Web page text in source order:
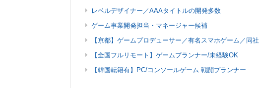
レベルデザイナー／AAAタイトルの開発多数
ゲーム事業開発担当・マネージャー候補
【京都】ゲームプロデューサー／有名スマホゲーム／同
【全国フルリモート】ゲームプランナー/未経験OK
【韓国転籍有】PC/コンソールゲーム 戦闘プランナー